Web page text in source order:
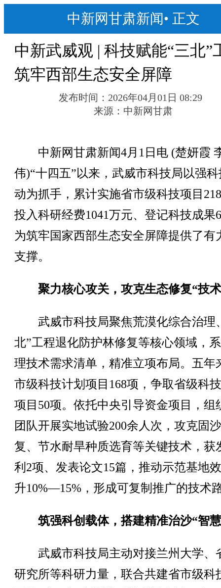
中新网甘肃新闻• 正文
中新武威观 | 科技赋能“三北”
筑牢西部生态安全屏障
发布时间： 2026年04月01日 08:29
来源： 中新网甘肃
中新网甘肃新闻4月1日电 (楚妍霞
伟)“十四五”以来，武威市科技局以强
动为抓手，累计实施省市级科技项目
投入科研经费1041万元、登记科技成果
为筑牢国家西部生态安全屏障提供了有
支撑。
聚力核心攻关，攻克生态修复“技
武威市科技局聚焦荒漠化综合治理
北”工程退化防护林修复等核心领域，
理技术需求清单，精准立项布局。五年
市级科技计划项目168项，争取省级科
项目50项。依托中央引导资金项目，组
团队开展实地试验200余人次，攻克固
复、节水耐旱种质选育等关键技术，获
利2项、发表论文15篇，推动示范基地
升10%—15%，形成可复制推广的技术
筑强科创载体，搭建精准治沙“智
武威市科技局主动对接兰州大学、
研究所等科研力量，联合共建省市级科